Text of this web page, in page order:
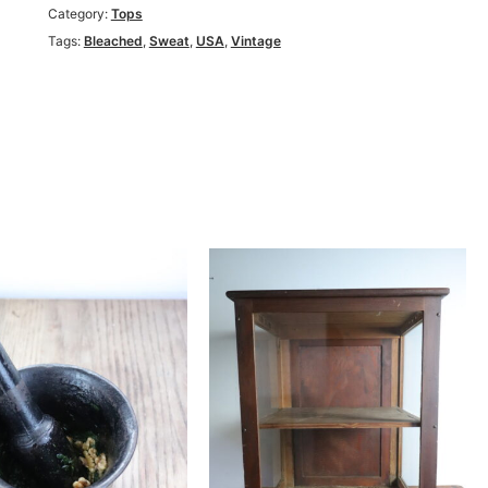
Category: Tops
Tags: Bleached, Sweat, USA, Vintage